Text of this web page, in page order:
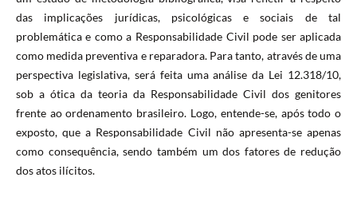
das implicações jurídicas, psicológicas e sociais de tal
problemática e como a Responsabilidade Civil pode ser aplicada
como medida preventiva e reparadora. Para tanto, através de uma
perspectiva legislativa, será feita uma análise da Lei 12.318/10,
sob a ótica da teoria da Responsabilidade Civil dos genitores
frente ao ordenamento brasileiro. Logo, entende-se, após todo o
exposto, que a Responsabilidade Civil não apresenta-se apenas
como consequência, sendo também um dos fatores de redução
dos atos ilícitos.